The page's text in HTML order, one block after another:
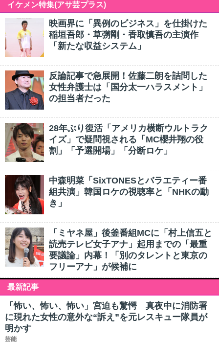
イケメン特集(アサ芸プラス)
映画界に「異例のビジネス」を仕掛けた
稲垣吾郎・草彅剛・香取慎吾の主演作
「新たな収益システム」
反論記事で急展開！佐藤二朗を詰問した
女性弁護士は「国分太一ハラスメント」
の担当者だった
28年ぶり復活「アメリカ横断ウルトラク
イズ」で疑問視される「MC櫻井翔の役
割」「予選開場」「分断ロケ」
中森明菜「SixTONESとバラエティー番
組共演」韓国ロケの視聴率と「NHKの動
き」
「ミヤネ屋」後釜番組MCに「村上信五と
読売テレビ女子アナ」起用までの「最重
要議論」内幕！「別のタレントと東京の
フリーアナ」が候補に
最新記事
「怖い、怖い、怖い」宮迫も驚愕 真夜中に消防署
に現れた女性の意外な“訴え”を元レスキュー隊員が
明かす
芸能